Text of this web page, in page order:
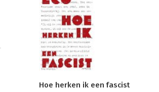
Hoe herken ik een fascist